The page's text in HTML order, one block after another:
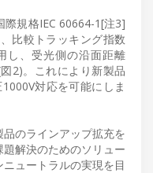
際規格IEC 60664-1[注3]
比較トラッキング指数
し、受光側の沿面距離
2)。これにより新製品
対応を可能にしま
のラインアップ拡充を
解決のためのソリュー
ュートラルの実現を目